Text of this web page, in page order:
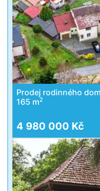
Prodej rodinného
165 m2
4 980 000 Kč